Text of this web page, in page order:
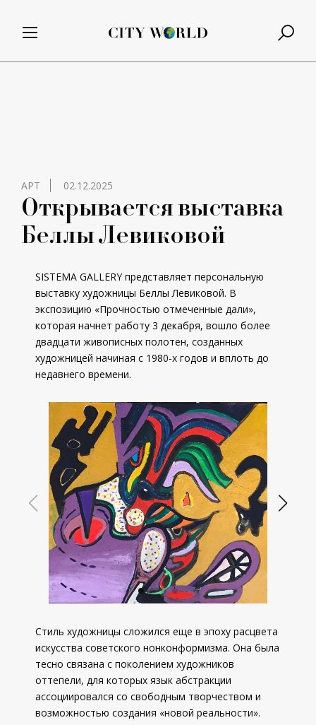
АРТ 02.12.2025
Открывается выставка
Беллы Левиковой
SISTEMA GALLERY представляет персональную
выставку художницы Беллы Левиковой. В
экспозицию «Прочностью отмеченные дали»,
которая начнет работу 3 декабря, вошло более
двадцати живописных полотен, созданных
художницей начиная с 1980-х годов и вплоть до
недавнего времени.
Стиль художницы сложился еще в эпоху расцвета
искусства советского нонконформизма. Она была
тесно связана с поколением художников
оттепели, для которых язык абстракции
ассоциировался со свободным творчеством и
возможностью создания «новой реальности».